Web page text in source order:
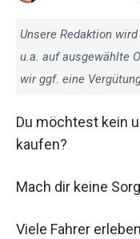
Unsere Redaktion
u.a. auf ausgewählte
wir ggf. eine
Du möchtest kein
kaufen?
Mach dir keine
Viele Fahrer